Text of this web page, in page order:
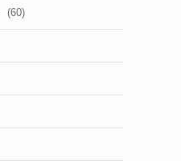
(60)